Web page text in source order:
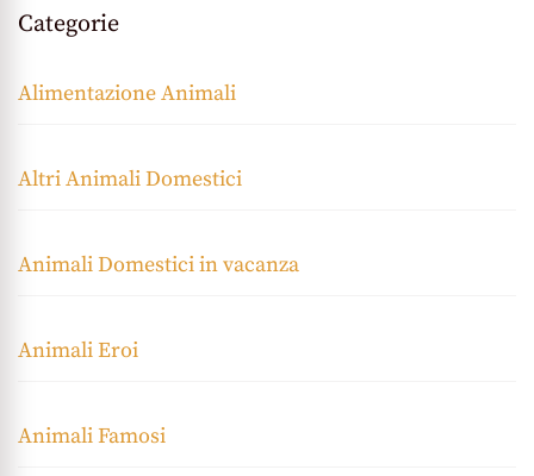
Categorie
Alimentazione Animali
Altri Animali Domestici
Animali Domestici in vacanza
Animali Eroi
Animali Famosi